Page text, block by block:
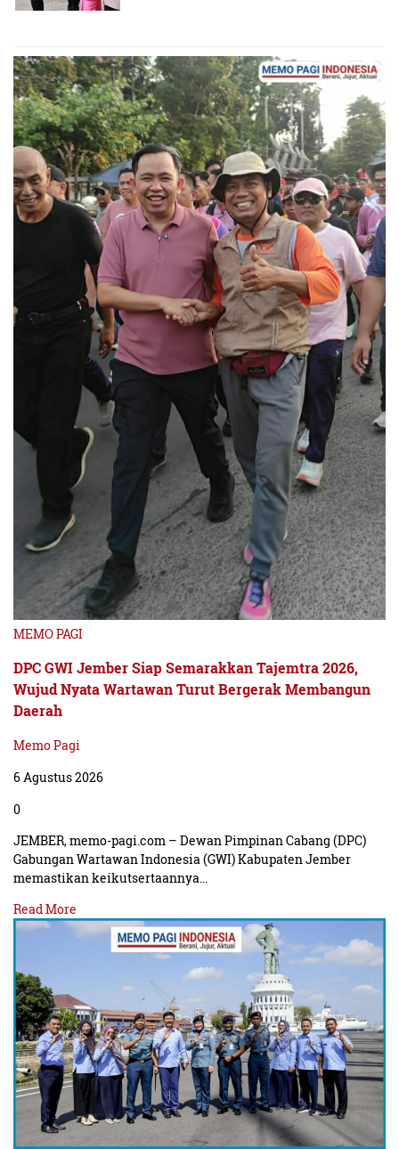
MEMO PAGI
DPC GWI Jember Siap Semarakkan Tajemtra 2026,
Wujud Nyata Wartawan Turut Bergerak Membangun
Daerah
Memo Pagi
6 Agustus 2026
0
JEMBER, memo-pagi.com – Dewan Pimpinan Cabang (DPC)
Gabungan Wartawan Indonesia (GWI) Kabupaten Jember
memastikan keikutsertaannya…
Read More